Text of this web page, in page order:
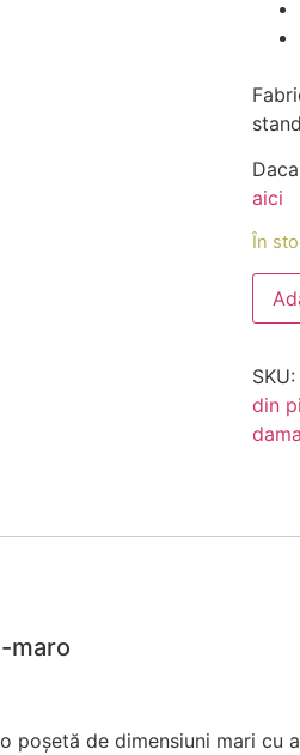
aici
În
SKU:
din
maro
de dimensiuni mari cu